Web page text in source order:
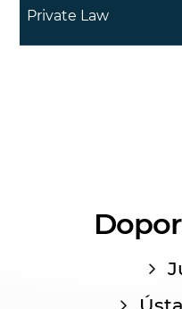
Private Law